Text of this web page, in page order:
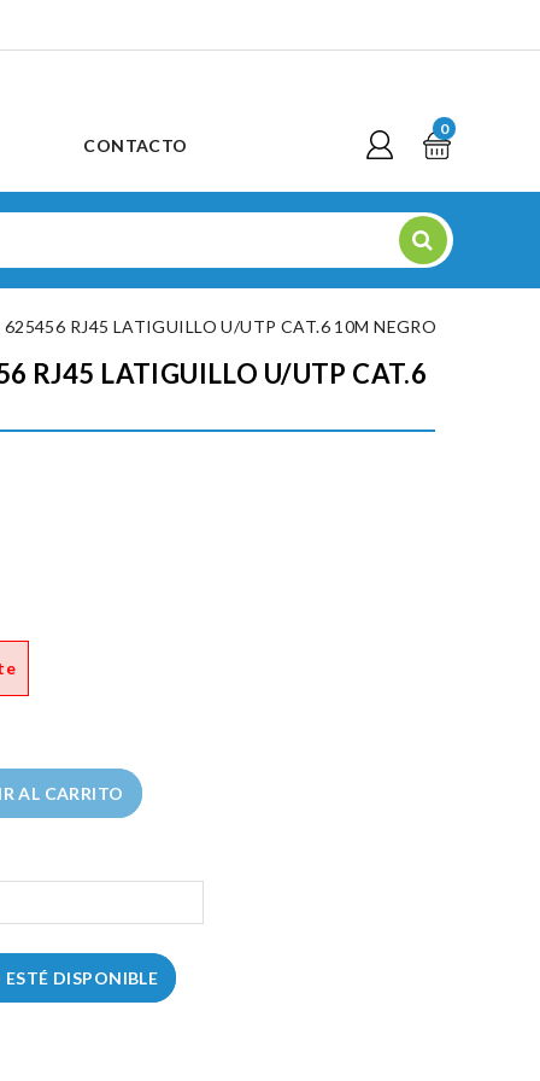
CONTACTO
0
625456 RJ45 LATIGUILLO U/UTP CAT.6 10M NEGRO
RJ45 LATIGUILLO U/UTP CAT.6
AL CARRITO
DISPONIBLE